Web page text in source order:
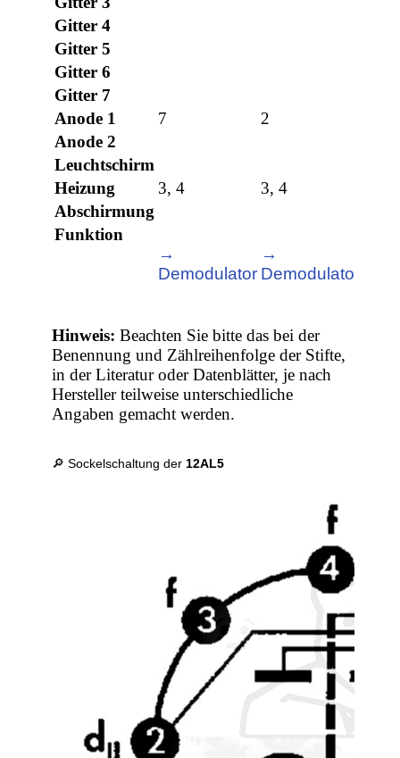
Gitter 4
Gitter 5
Gitter 6
Gitter 7
Anode 1
7
2
Anode 2
Leuchtschirm
Heizung
3, 4
3, 4
Abschirmung
Funktion
→
Demodulator
→
Demodulator
Hinweis: Beachten Sie bitte das bei der
Benennung und Zählreihenfolge der Stifte,
in der Literatur oder Datenblätter, je nach
Hersteller teilweise unterschiedliche
Angaben gemacht werden.
🔎 Sockelschaltung der 12AL5